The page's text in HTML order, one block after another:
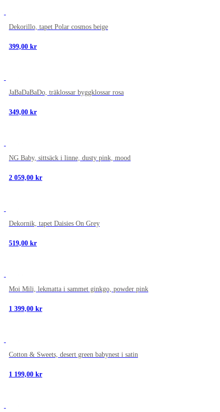
Dekorillo, tapet Polar cosmos beige
399,00 kr
JaBaDaBaDo, träklossar byggklossar rosa
349,00 kr
NG Baby, sittsäck i linne, dusty pink, mood
2 059,00 kr
Dekornik, tapet Daisies On Grey
519,00 kr
Moi Mili, lekmatta i sammet ginkgo, powder pink
1 399,00 kr
Cotton & Sweets, desert green babynest i satin
1 199,00 kr